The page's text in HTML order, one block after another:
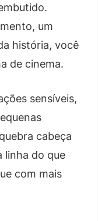
um
história, você
de cinema.
sensíveis,
cabeça
linha do que
com mais